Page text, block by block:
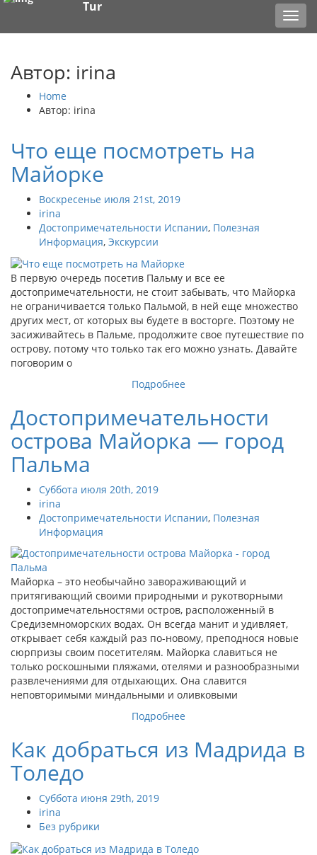
Tur
Автор: irina
Home
Автор: irina
Что еще посмотреть на
Майорке
Воскресенье июля 21st, 2019
irina
Достопримечательности Испании, Полезная
Информация, Экскурсии
В первую очередь посетив Пальму и все ее
достопримечательности, не стоит забывать, что Майорка
не ограничивается только Пальмой, в ней еще множество
других мест, от которых вы будете в восторге. Поэтому не
засиживайтесь в Пальме, продолжите свое путешествие по
острову, потому что только так его можно узнать. Давайте
поговорим о
Подробнее
Достопримечательности
острова Майорка — город
Пальма
Суббота июля 20th, 2019
irina
Достопримечательности Испании, Полезная
Информация
Майорка – это необычайно завораживающий и
притягивающий своими природными и рукотворными
достопримечательностями остров, расположенный в
Средиземноморских водах. Он всегда манит и удивляет,
открывает себя каждый раз по-новому, преподнося новые
сюрпризы своим посетителям. Майорка славиться не
только роскошными пляжами, отелями и разнообразными
развлечениями для отдыхающих. Она славится
неповторимыми миндальными и оливковыми
Подробнее
Как добраться из Мадрида в
Толедо
Суббота июня 29th, 2019
irina
Без рубрики